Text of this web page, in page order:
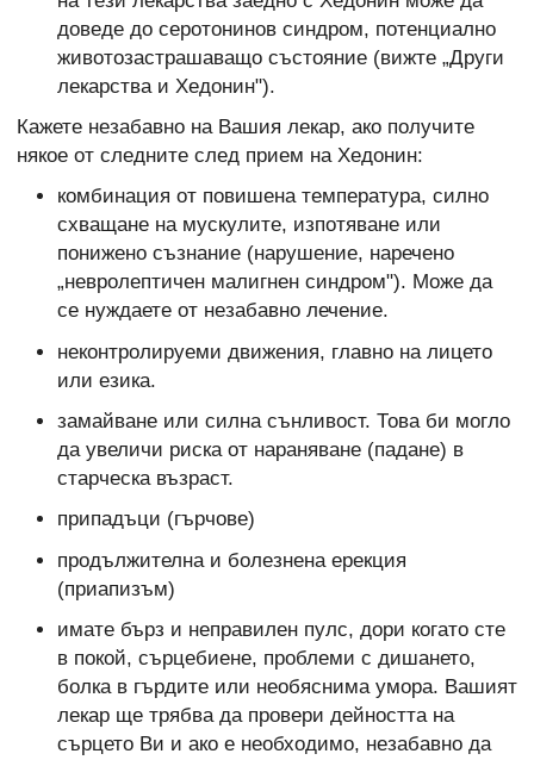
доведе до серотонинов синдром, потенциално
животозастрашаващо състояние (вижте „Други
лекарства и Хедонин").
Кажете незабавно на Вашия лекар, ако получите
някое от следните след прием на Хедонин:
комбинация от повишена температура, силно
схващане на мускулите, изпотяване или
понижено съзнание (нарушение, наречено
„невролептичен малигнен синдром"). Може да
се нуждаете от незабавно лечение.
неконтролируеми движения, главно на лицето
или езика.
замайване или силна сънливост. Това би могло
да увеличи риска от нараняване (падане) в
старческа възраст.
припадъци (гърчове)
продължителна и болезнена ерекция
(приапизъм)
имате бърз и неправилен пулс, дори когато сте
в покой, сърцебиене, проблеми с дишането,
болка в гърдите или необяснима умора. Вашият
лекар ще трябва да провери дейността на
сърцето Ви и ако е необходимо, незабавно да